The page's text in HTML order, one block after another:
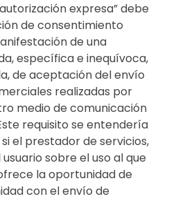
expresa” debe
de consentimiento
de una
específica e inequívoca,
de aceptación del envío
realizadas por
medio de comunicación
requisito se entendería
el prestador de servicios,
sobre el uso al que
la oportunidad de
con el envío de